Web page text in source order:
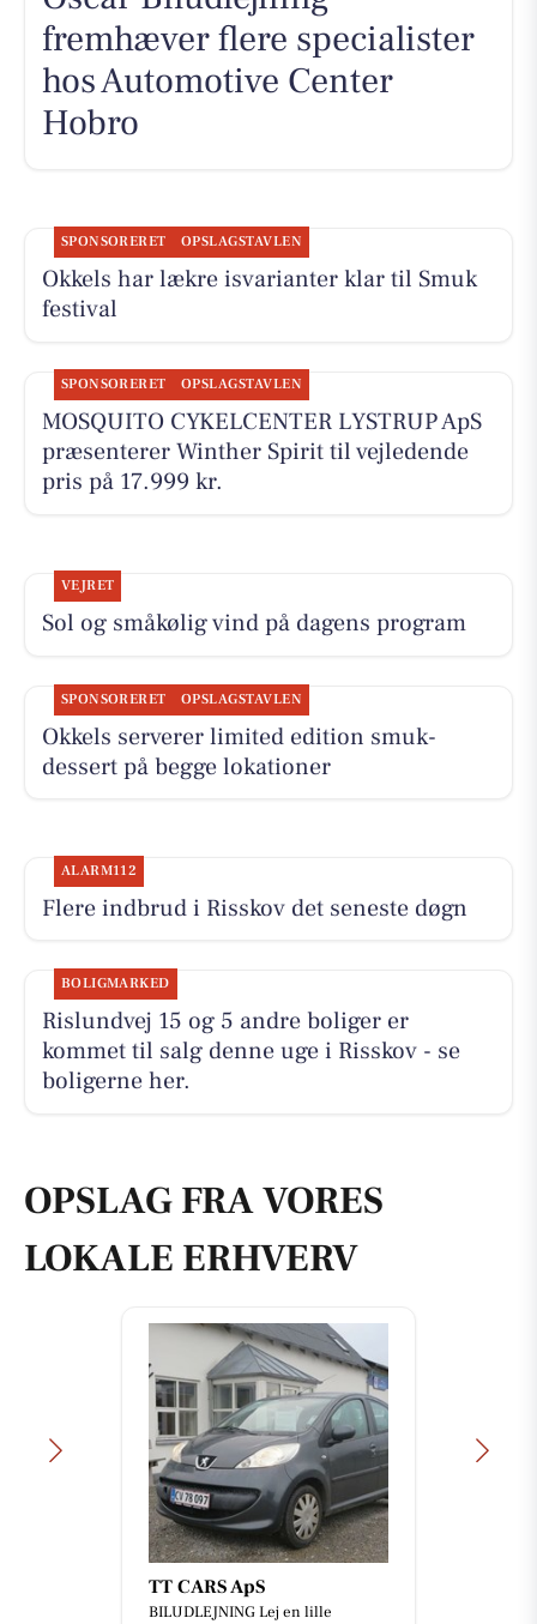
fremhæver flere specialister
hos Automotive Center
Hobro
SPONSORERET OPSLAGSTAVLEN
Okkels har lækre isvarianter klar til Smuk
festival
SPONSORERET OPSLAGSTAVLEN
MOSQUITO CYKELCENTER LYSTRUP ApS
præsenterer Winther Spirit til vejledende
pris på 17.999 kr.
VEJRET
Sol og småkølig vind på dagens program
SPONSORERET OPSLAGSTAVLEN
Okkels serverer limited edition smuk-
dessert på begge lokationer
ALARM112
Flere indbrud i Risskov det seneste døgn
BOLIGMARKED
Rislundvej 15 og 5 andre boliger er
kommet til salg denne uge i Risskov - se
boligerne her.
OPSLAG FRA VORES
LOKALE ERHVERV
TT CARS ApS
BILUDLEJNING Lej en lille